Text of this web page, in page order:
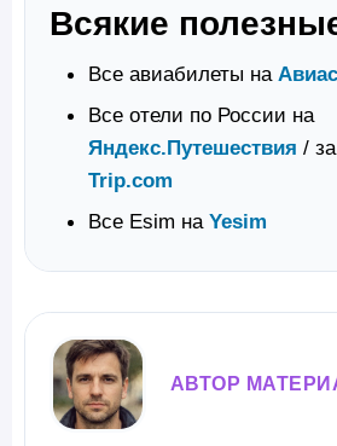
Всякие
Все авиабилеты на
Все отели по России на
Яндекс.Путешествия /
Trip.com
Все Esim наYesim
АВТОР